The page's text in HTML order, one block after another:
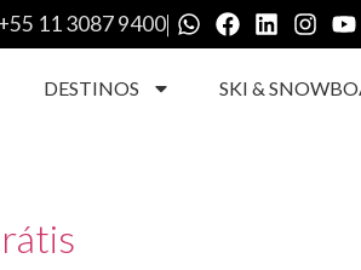
+55 11 3087 9400|
DESTINOS SKI &